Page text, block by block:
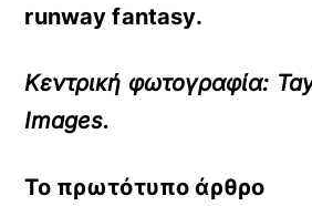
runway fantasy.
Κεντρική φωτογραφία:
Images.
Το πρωτότυπο άρθρο